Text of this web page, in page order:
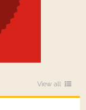
View all